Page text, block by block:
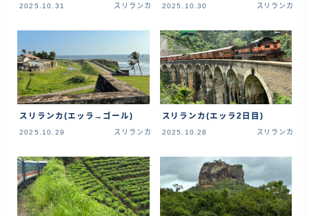
ラオス
バングラディッシュ
ブータン
インド
世界一周旅行前～準備～
2025.10.31 スリランカ 2025.10.30 スリランカ
スリランカ(エッラ→ゴール)
2025.10.29 スリランカ
スリランカ(エッラ2日目)
2025.10.28 スリランカ